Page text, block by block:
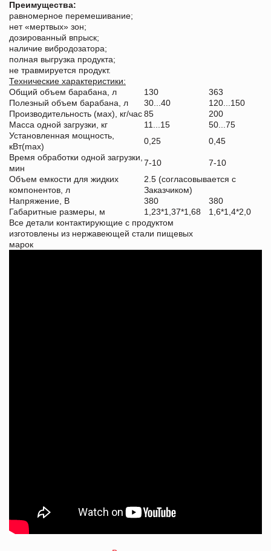
Преимущества:
равномерное перемешивание;
нет «мертвых» зон;
дозированный впрыск;
наличие вибродозатора;
полная выгрузка продукта;
не травмируется продукт.
Технические характеристики:
Общий объем барабана, л
130
363
Полезный объем барабана, л
30...40
120...150
Производительность (мах), кг/час85
200
Масса одной загрузки, кг
11...15
50...75
Установленная мощность,
кВт(max)
0,25
0,45
Время обработки одной загрузки,
мин
7-10
7-10
Объем емкости для жидких
компонентов, л
2.5 (cогласовывается с
Заказчиком)
Напряжение, В
380
380
Габаритные размеры, м
1,23*1,37*1,68
1,6*1,4*2,0
Все детали контактирующие с продуктом
изготовлены из нержавеющей стали пищевых
марок